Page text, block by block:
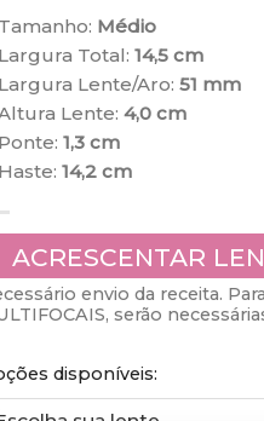
Tamanho: Médio
Largura Total: 14,5 cm
Largura Lente/Aro: 51 mm
Lente: 4,0 cm
Ponte: 1,3 cm
Haste: 14,2 cm
ACRESCENTAR
envio da receita.
serão
disponíveis: